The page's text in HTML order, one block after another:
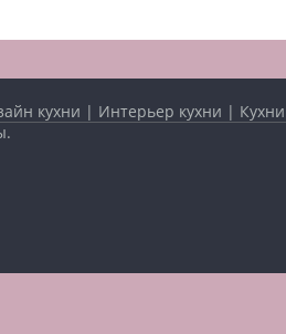
кухни | Интерьер кухни |